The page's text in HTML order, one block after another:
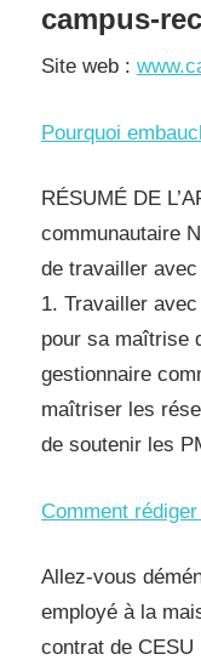
campus-
Site web :
Pourquoi
RÉSUMÉ DE
communautaire
de travailler
1. Travailler
pour sa maîtrise
gestionnaire
maîtriser les
de soutenir les
Comment
Allez-vous
employé à la
contrat de CESU